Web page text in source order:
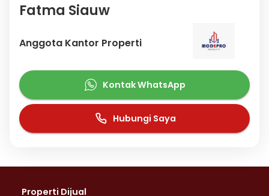
Fatma Siauw
Anggota Kantor Properti
Kontak WhatsApp
Hubungi Saya
Properti Dijual